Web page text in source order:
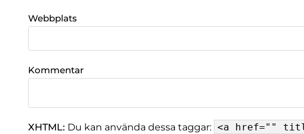
Webbplats
Kommentar
XHTML: Du kan använda dessa taggar: <a href=""